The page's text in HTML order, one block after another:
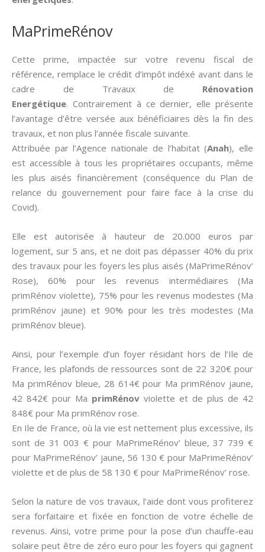
MaPrimeRénov
Cette prime, impactée sur votre revenu fiscal de
référence, remplace le crédit d’impôt indéxé avant dans le
cadre de Travaux de Rénovation
Energétique. Contrairement à ce dernier, elle présente
l’avantage d’être versée aux bénéficiaires dès la fin des
travaux, et non plus l’année fiscale suivante.
Attribuée par l’Agence nationale de l’habitat (Anah), elle
est accessible à tous les propriétaires occupants, même
les plus aisés financièrement (conséquence du Plan de
relance du gouvernement pour faire face à la crise du
Covid).
Elle est autorisée à hauteur de 20.000 euros par
logement, sur 5 ans, et ne doit pas dépasser 40% du prix
des travaux pour les foyers les plus aisés (MaPrimeRénov’
Rose), 60% pour les revenus intermédiaires (Ma
primRénov violette), 75% pour les revenus modestes (Ma
primRénov jaune) et 90% pour les très modestes (Ma
primRénov bleue).
Ainsi, pour l’exemple d’un foyer résidant hors de l’Ile de
France, les plafonds de ressources sont de 22 320€ pour
Ma primRénov bleue, 28 614€ pour Ma primRénov jaune,
42 842€ pour Ma primRénov violette et de plus de 42
848€ pour Ma primRénov rose.
En Ile de France, où la vie est nettement plus excessive, ils
sont de 31 003 € pour MaPrimeRénov’ bleue, 37 739 €
pour MaPrimeRénov’ jaune, 56 130 € pour MaPrimeRénov’
violette et de plus de 58 130 € pour MaPrimeRénov’ rose.
Selon la nature de vos travaux, l’aide dont vous profiterez
sera forfaitaire et fixée en fonction de votre échelle de
revenus. Ainsi, votre prime pour la pose d’un chauffe-eau
solaire peut être de zéro euro pour les foyers qui gagnent